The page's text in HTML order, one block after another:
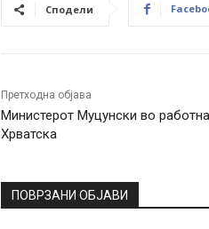
Сподели
Претходна објава
Министерот Муцунски во
Хрватска
ПОВРЗАНИ ОБЈАВИ